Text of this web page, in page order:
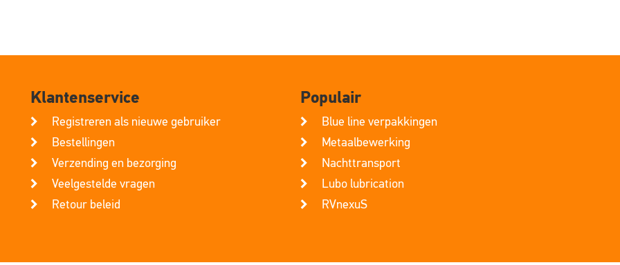
Klantenservice
Registreren als nieuwe gebruiker
Bestellingen
Verzending en bezorging
Veelgestelde vragen
Retour beleid
Populair
Blue line verpakkingen
Metaalbewerking
Nachttransport
Lubo lubrication
RVnexuS